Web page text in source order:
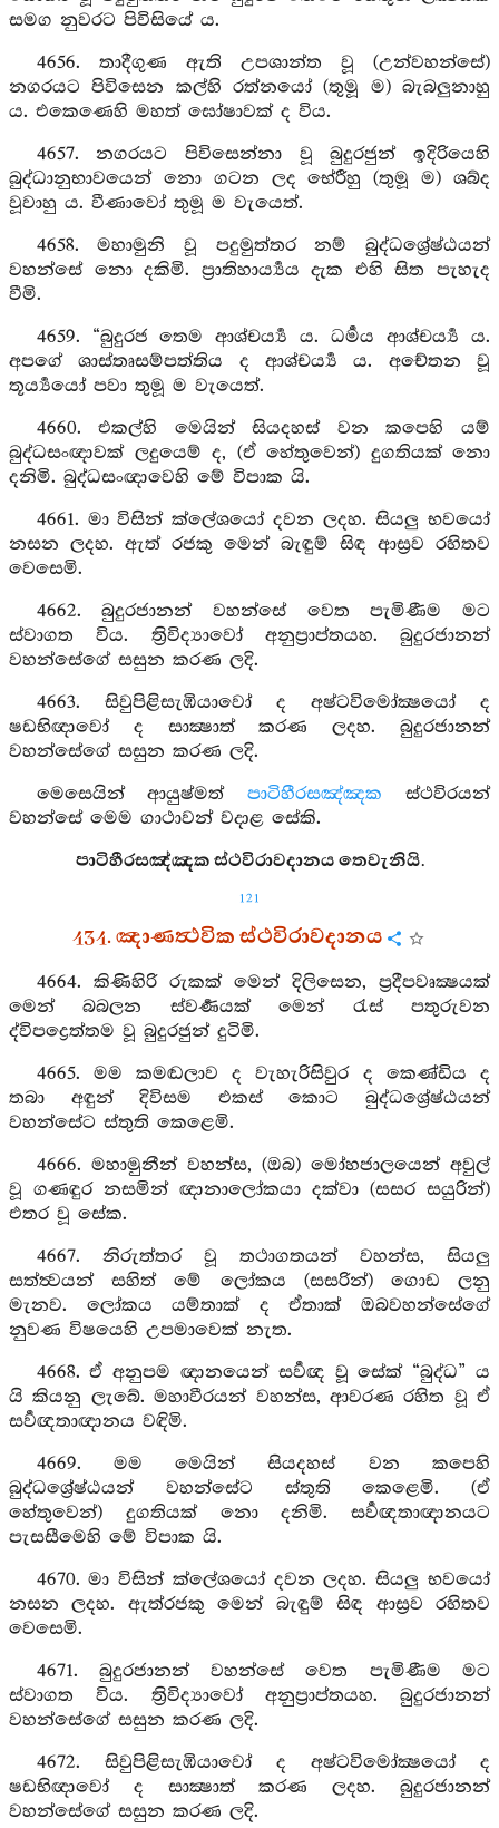
සමග නුවරට පිවිසියේ ය.
4656. තාදීගුණ ඇති උපශාන්ත වූ (උන්වහන්සේ)
නගරයට පිවිසෙන කල්හි රත්නයෝ (තුමූ ම) බැබලුනාහු
ය. එකෙණෙහි මහත් ඝෝෂාවක් ද විය.
4657. නගරයට පිවිසෙන්නා වූ බුදුරජුන් ඉදිරියෙහි
බුද්ධානුභාවයෙන් නො ගටන ලද භේරීහු (තුමූ ම) ශබ්ද
වූවාහු ය. වීණාවෝ තුමූ ම වැයෙත්.
4658. මහාමුනි වූ පදුමුත්තර නම් බුද්ධශ්‍රේෂ්ඨයන්
වහන්සේ නො දකිමි. ප්‍රාතිහාර්‍ය්‍යය දැක එහි සිත පැහැද
වීමි.
4659. “බුදුරජ තෙම ආශ්චර්‍ය්‍ය ය. ධර්‍මය ආශ්චර්‍ය්‍ය ය.
අපගේ ශාස්‍තෘසම්පත්තිය ද ආශ්චර්‍ය්‍ය ය. අචේතන වූ
තූර්‍ය්‍යයෝ පවා තුමූ ම වැයෙත්.
4660. එකල්හි මෙයින් සියදහස් වන කපෙහි යම්
බුද්ධසංඥාවක් ලදුයෙම් ද, (ඒ හේතුවෙන්) දුගතියක් නො
දනිමි. බුද්ධසංඥාවෙහි මේ විපාක යි.
4661. මා විසින් ක්ලේශයෝ දවන ලදහ. සියලු භවයෝ
නසන ලදහ. ඇත් රජකු මෙන් බැඳුම් සිඳ ආස්‍රව රහිතව
වෙසෙමි.
4662. බුදුරජානන් වහන්සේ වෙත පැමිණීම මට
ස්වාගත විය. ත්‍රිවිද්‍යාවෝ අනුප්‍රාප්තයහ. බුදුරජානන්
වහන්සේගේ සසුන කරණ ලදි.
4663. සිවුපිළිසැඹියාවෝ ද අෂ්ටවිමෝක්‍ෂයෝ ද
ෂඩභිඥාවෝ ද සාක්‍ෂාත් කරණ ලදහ. බුදුරජානන්
වහන්සේගේ සසුන කරණ ලදි.
මෙසෙයින් ආයුෂ්මත්පාටිහීරසඤ්ඤක ස්ථවිරයන්
වහන්සේ මෙම ගාථාවන් වදාළ සේකි.
පාටිහීරසඤ්ඤක ස්ථවිරාවදානය තෙවැනියි.
121
434. ඤාණත්‍ථවික ස්ථවිරාවදානය
4664. කිණිහිරි රුකක් මෙන් දිලිසෙන, ප්‍රදීපවෘක්‍ෂයක්
මෙන් බබලන ස්වර්‍ණයක් මෙන් රැස් පතුරුවන
ද්විපද්‍රෙත්තම වූ බුදුරජුන් දුටිමි.
4665. මම කමඬලාව ද වැහැරිසිවුර ද කෙණ්ඩිය ද
තබා අඳුන් දිවිසම එකස් කොට බුද්ධශ්‍රේෂ්ඨයන්
වහන්සේට ස්තුති කෙළෙමි.
4666. මහාමුනීන් වහන්ස, (ඔබ) මෝහජාලයෙන් අවුල්
වූ ගණඳුර නසමින් ඥානාලෝකයා දක්වා (සසර සයුරින්)
එතර වූ සේක.
4667. නිරුත්තර වූ තථාගතයන් වහන්ස, සියලු
සත්ත්‍වයන් සහිත් මේ ලෝකය (සසරින්) ගොඩ ලනු
මැනව. ලෝකය යම්තාක් ද ඒතාක් ඔබවහන්සේගේ
නුවණ විෂයෙහි උපමාවෙක් නැත.
4668. ඒ අනුපම ඥානයෙන් සර්‍වඥ වූ සේක් “බුද්ධ” ය
යි කියනු ලැබේ. මහාවීරයන් වහන්ස, ආවරණ රහිත වූ ඒ
සර්‍වඥතාඥානය වඳිමි.
4669. මම මෙයින් සියදහස් වන කපෙහි
බුද්ධශ්‍රේෂ්ඨයන් වහන්සේට ස්තුති කෙළෙමි. (ඒ
හේතුවෙන්) දුගතියක් නො දනිමි. සර්‍වඥතාඥානයට
පැසසීමෙහි මේ විපාක යි.
4670. මා විසින් ක්ලේශයෝ දවන ලදහ. සියලු භවයෝ
නසන ලදහ. ඇත්රජකු මෙන් බැඳුම් සිඳ ආස්‍රව රහිතව
වෙසෙමි.
4671. බුදුරජානන් වහන්සේ වෙත පැමිණීම මට
ස්වාගත විය. ත්‍රිවිද්‍යාවෝ අනුප්‍රාප්තයහ. බුදුරජානන්
වහන්සේගේ සසුන කරණ ලදි.
4672. සිවුපිළිසැඹියාවෝ ද අෂ්ටවිමෝක්‍ෂයෝ ද
ෂඩභිඥාවෝ ද සාක්‍ෂාත් කරණ ලදහ. බුදුරජානන්
වහන්සේගේ සසුන කරණ ලදි.